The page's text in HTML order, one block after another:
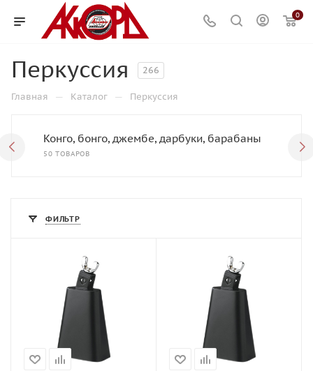
0
Перкуссия 266
Главная — Каталог — Перкуссия
Конго, бонго, джембе, дарбуки, барабаны
50 ТОВАРОВ
ФИЛЬТР